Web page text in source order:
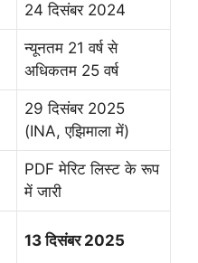
24 दिसंबर 2024
न्यूनतम 21 वर्ष से
अधिकतम 25 वर्ष
29 दिसंबर 2025
(INA, एझिमाला में)
PDF मेरिट लिस्ट के रूप
में जारी
13 दिसंबर 2025